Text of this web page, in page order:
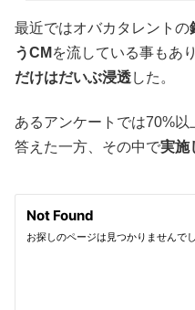
最近ではオバカタレントの
うCM を流している事もあり
だけはだいぶ浸透した。
あるアンケートでは70%
答えた一方、その中で実施